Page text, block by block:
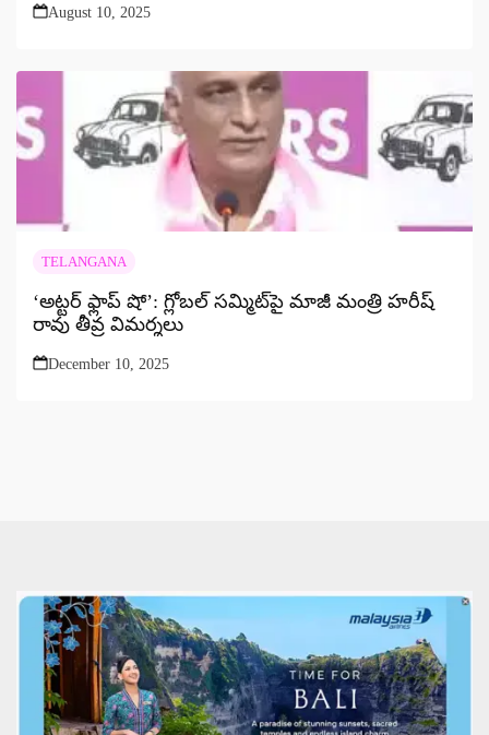
August 10, 2025
TELANGANA
‘అట్టర్ ఫ్లాప్ షో’: గ్లోబల్ సమ్మిట్‌పై మాజీ మంత్రి హరీష్
రావు తీవ్ర విమర్శలు
December 10, 2025